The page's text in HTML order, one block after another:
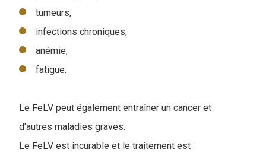
tumeurs,
infections chroniques,
anémie,
fatigue.
Le FeLV peut également entraîner un cancer et
d'autres maladies graves.
Le FeLV est incurable et le traitement est